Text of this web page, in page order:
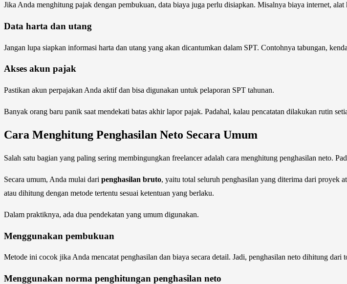
Jika Anda menghitung pajak dengan pembukuan, data biaya juga perlu disiapkan. Misalnya biaya internet,
Data harta dan utang
Jangan lupa siapkan informasi harta dan utang yang akan dicantumkan dalam SPT. Contohnya tabungan,
Akses akun pajak
Pastikan akun perpajakan Anda aktif dan bisa digunakan untuk pelaporan SPT tahunan.
Banyak orang baru panik saat mendekati batas akhir lapor pajak. Padahal, kalau pencatatan dilakukan rutin
Cara Menghitung Penghasilan Neto Secara Umum
Salah satu bagian yang paling sering membingungkan freelancer adalah cara menghitung penghasilan neto.
Secara umum, Anda mulai dari penghasilan bruto, yaitu total seluruh penghasilan yang diterima dari proyek
atau dihitung dengan metode tertentu sesuai ketentuan yang berlaku.
Dalam praktiknya, ada dua pendekatan yang umum digunakan.
Menggunakan pembukuan
Metode ini cocok jika Anda mencatat penghasilan dan biaya secara detail. Jadi, penghasilan neto dihitung
Menggunakan norma penghitungan penghasilan neto